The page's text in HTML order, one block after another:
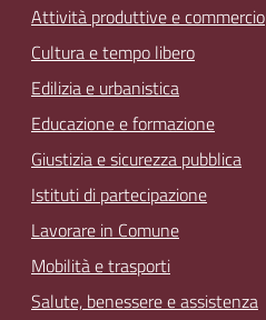
Attività produttive e commercio
Cultura e tempo libero
Edilizia e urbanistica
Educazione e formazione
Giustizia e sicurezza pubblica
Istituti di partecipazione
Lavorare in Comune
Mobilità e trasporti
Salute, benessere e assistenza